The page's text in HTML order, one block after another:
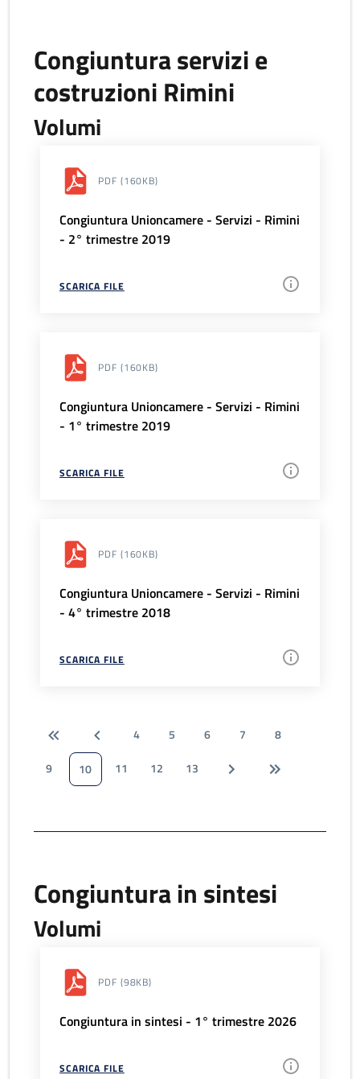
Congiuntura servizi e
costruzioni Rimini
Volumi
PDF (160KB)
Congiuntura Unioncamere - Servizi - Rimini
- 2° trimestre 2019
SCARICA FILE
PDF (160KB)
Congiuntura Unioncamere - Servizi - Rimini
- 1° trimestre 2019
SCARICA FILE
PDF (160KB)
Congiuntura Unioncamere - Servizi - Rimini
- 4° trimestre 2018
SCARICA FILE
4 5 6 7
8
9
10 11 12 13
Congiuntura in sintesi
Volumi
PDF (98KB)
Congiuntura in sintesi - 1° trimestre 2026
SCARICA FILE